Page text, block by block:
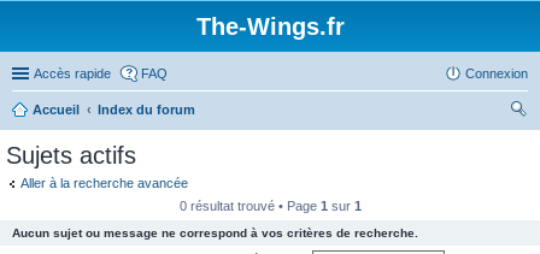
The-Wings.fr
Accès rapide FAQ Connexion
Accueil
Index du forum
Sujets actifs
Aller à la recherche avancée
0 résultat trouvé • Page 1 sur 1
Aucun sujet ou message ne correspond à vos critères de recherche.